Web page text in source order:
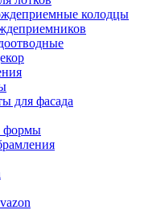
колодцы
для фасада
формы